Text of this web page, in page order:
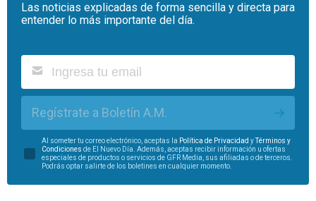
Las noticias explicadas de forma sencilla y directa para
entender lo más importante del día.
Regístrate a Boletín A.M.
Al someter tu correo electrónico, aceptas la Política de Privacidad yTérminos y
Condiciones de El Nuevo Día. Además, aceptas recibir información u ofertas
especiales de productos o servicios de GFR Media, sus afiliadas o de terceros.
Podrás optar salirte de los boletines en cualquier momento.